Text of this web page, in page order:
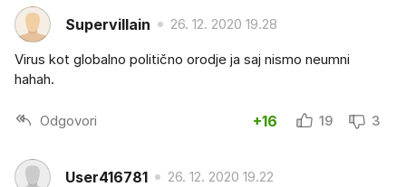
Supervillain 26. 12. 2020 19.28
Virus kot globalno politično orodje ja saj nismo neumni
hahah.
Odgovori +16 19 3
User416781 26. 12. 2020 19.22